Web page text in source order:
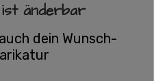
änderbar
dein Wunsch-